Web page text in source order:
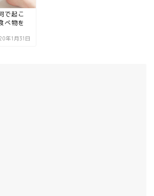
で起こ
べ物を
年1月31日